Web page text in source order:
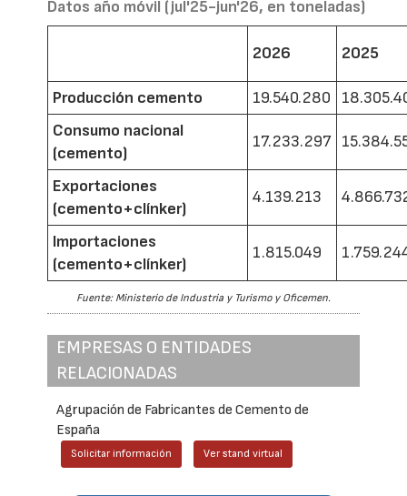
Datos año móvil (jul'25-jun'26, en toneladas)
2026 2025
Producción cemento 19.540.280
Consumo nacional
(cemento)
17.233.297
Exportaciones
(cemento+clínker)
4.139.213
Importaciones
(cemento+clínker)
1.815.049
Fuente: Ministerio de Industria y Turismo y Oficemen.
EMPRESAS O ENTIDADES
RELACIONADAS
Agrupación de Fabricantes de Cemento de
España
Solicitar información Ver stand virtual